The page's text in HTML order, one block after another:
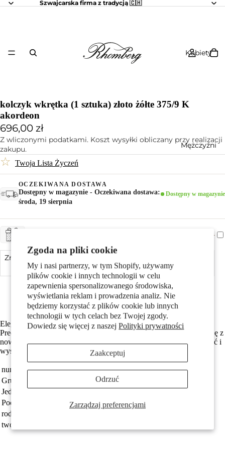
Zgoda na pliki cookie
My i nasi partnerzy, w tym Shopify, używamy
plików cookie i innych technologii w celu
zapewnienia spersonalizowanego środowiska,
wyświetlania reklam i prowadzenia analiz. Nie
będziemy korzystać z plików cookie lub innych
technologii w tych celach bez Twojej zgody.
Dowiedz się więcej z naszejPolityki prywatności
Zarządzaj preferencjami
Zaakceptuj
Odrzuć
Szwajcarska firma z tradycją 🇨🇭
Kobiety
Mężczyźni
kolczyk wkrętka (1 sztuka) złoto żółte 375/9 K
akordeon
696,00 zł
Z wliczonymi podatkami. Koszt wysyłki obliczany przy realizacji
zakupu.
☆ Twoja Lista Życzeń
OCZEKIWANA DOSTAWA
Dostępny w magazynie - Oczekiwana dostawa:
środa, 19 sierpnia
Dostępny w magazynie
+ CHF 5.-
Zmniejsz ilość
Zwiększ ilość Dodaj do koszyka
Made in Germany
Wykonane z odzyskanego złota
Darmowa dostawa
Elegancki męski kolczyk wkrętka wykonany z 375 złota żółtego.
Precyzyjnie ozdobiony motywem harmonijki ręcznej, łącząc tradycję z
nowoczesnym stylem. Idealny dla mężczyzn ceniących oryginalność i
wysoką jakość wykonania. Jeden sztuka w zestawie.
numer zamówienia
504175
Grupa docelowa
Mężczyźni
Jednostka
sztuka
Pochodzenie
Made in Germany
rodzaj biżuterii
tworzywo